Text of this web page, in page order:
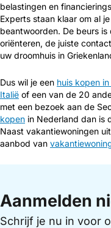
belastingen en
Experts staan klaar om al
beantwoorden. De beurs
oriënteren, de juiste
uw droomhuis in
Dus wil je een huis kopen
Italië of een van de 20
met een bezoek aan de
kopen in Nederland dan is
Naast vakantiewoningen
aanbod van
Aanmelden
Schrijf je nu in voor